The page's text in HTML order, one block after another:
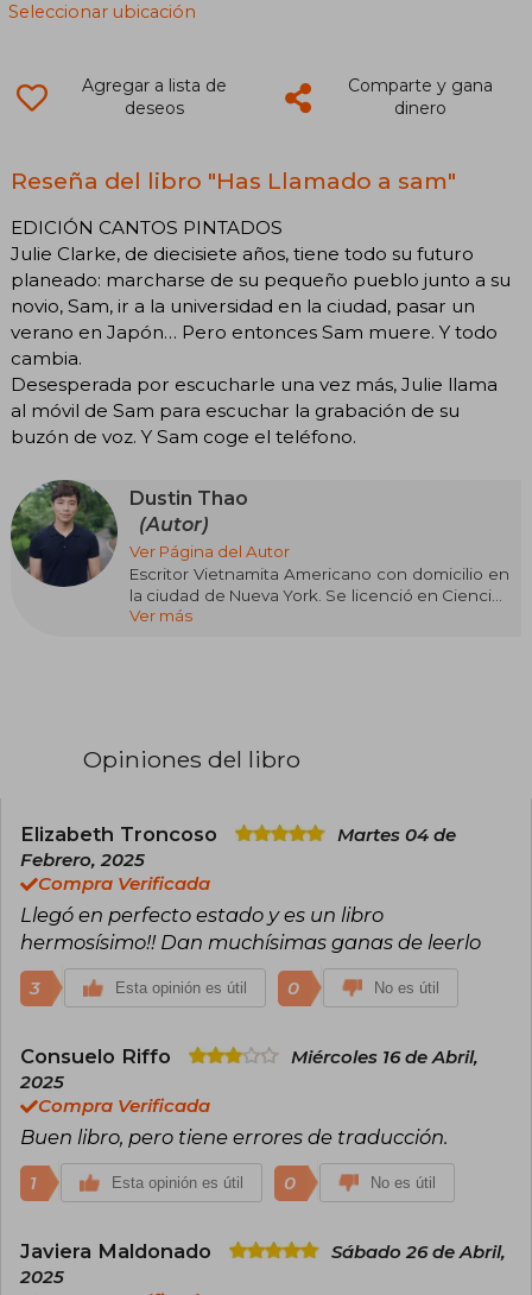
Seleccionar ubicación
Agregar a lista de
deseos
Comparte y gana
dinero
Reseña del libro "Has Llamado a sam"
EDICIÓN CANTOS PINTADOS
Julie Clarke, de diecisiete años, tiene todo su futuro
planeado: marcharse de su pequeño pueblo junto a su
novio, Sam, ir a la universidad en la ciudad, pasar un
verano en Japón… Pero entonces Sam muere. Y todo
cambia.
Desesperada por escucharle una vez más, Julie llama
al móvil de Sam para escuchar la grabación de su
buzón de voz. Y Sam coge el teléfono.
Dustin Thao
(Autor)
Ver Página del Autor
Escritor Vietnamita Americano con domicilio en
la ciudad de Nueva York. Se licenció en Ciencias
Políticas en el Amherst College y actualmente
Ver más
Opiniones del libro
Elizabeth Troncoso
Martes 04 de
Febrero, 2025
Compra Verificada
Llegó en perfecto estado y es un libro
hermosísimo!! Dan muchísimas ganas de leerlo
3 Esta opinión es útil 0 No es útil
Consuelo Riffo
Miércoles 16 de Abril,
2025
Compra Verificada
Buen libro, pero tiene errores de traducción.
1 Esta opinión es útil 0 No es útil
Javiera Maldonado
Sábado 26 de Abril,
2025